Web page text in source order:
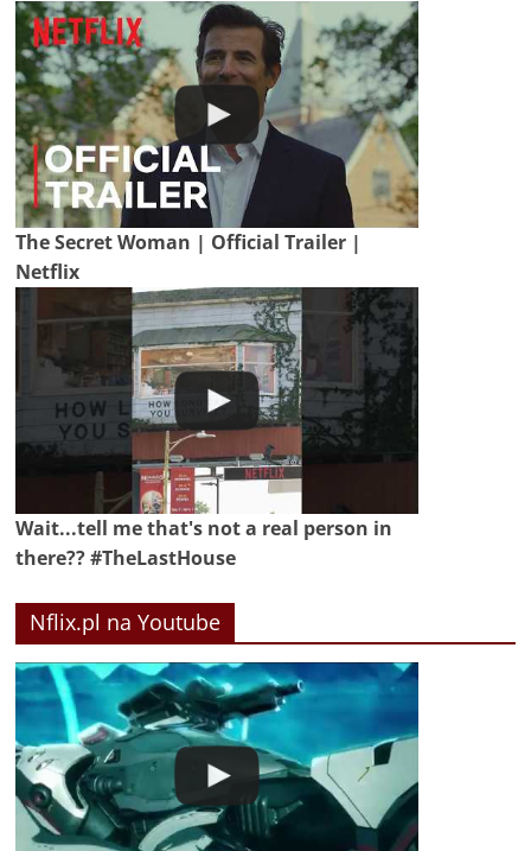
The Secret Woman | Official Trailer |
Netflix
Wait...tell me that's not a real person in
there?? #TheLastHouse
Nflix.pl na Youtube